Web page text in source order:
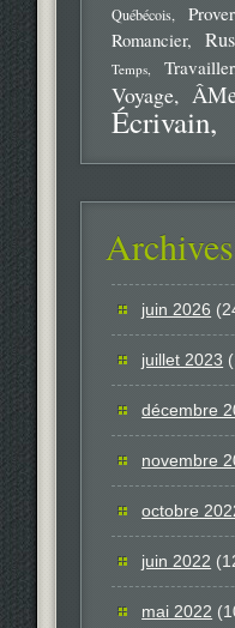
Québécois
Romancier
Temps Travailler
Voyage
Écrivain
Archives
juin 2026
juillet 2023
décembre
novembre
octobre
juin 2022
mai 2022